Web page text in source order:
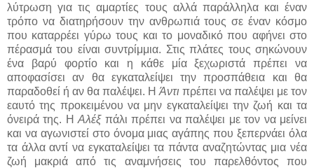
λύτρωση για τις αμαρτίες τους αλλά παράλληλα και έναν
τρόπο να διατηρήσουν την ανθρωπιά τους σε έναν κόσμο
που καταρρέει γύρω τους και το μοναδικό που αφήνει στο
πέρασμά του είναι συντρίμμια. Στις πλάτες τους σηκώνουν
ένα βαρύ φορτίο και η κάθε μία ξεχωριστά πρέπει να
αποφασίσει αν θα εγκαταλείψει την προσπάθεια και θα
παραδοθεί ή αν θα παλέψει. Η Άντι πρέπει να παλέψει με τον
εαυτό της προκειμένου να μην εγκαταλείψει την ζωή και τα
όνειρά της. ΗΑλέξ πάλι πρέπει να παλέψει με τον να μείνει
και να αγωνιστεί στο όνομα μιας αγάπης που ξεπερνάει όλα
τα άλλα αντί να εγκαταλείψει τα πάντα αναζητώντας μια νέα
ζωή μακριά από τις αναμνήσεις του παρελθόντος που